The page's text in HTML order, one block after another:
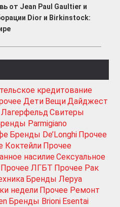
от Jean Paul Gaultier и
Dior и Birkinstock:
кредитование
Дети ВещиДайджест
ЛагерфельдСвитеры
Parmigiano
Бренды De’Longhi Прочее
Коктейли Прочее
насилиеСексуальное
Прочее ЛГБТ Прочее Рак
Бренды Леруа
недели Прочее Ремонт
Бренды Brioni Esentai